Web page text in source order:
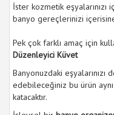
İster kozmetik
banyo gereçlerinizi
Pek çok farklı amaç için
Düzenleyici Küvet
Banyonuzdaki
edebileceğiniz bu ürün
katacaktır.